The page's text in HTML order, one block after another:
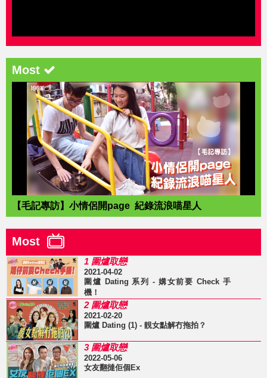
Most
【毛記專訪】小情侶開page 紀錄流浪喵星人
Most
1 圍爐取戀
2021-04-02
圍爐 Dating 系列 - 媾女前要 Check 手
機！
2 圍爐取戀
2021-02-20
圍爐 Dating (1) - 靚女點解冇拖拍？
3 圍爐取戀
2022-05-06
女友翻撻佢個Ex